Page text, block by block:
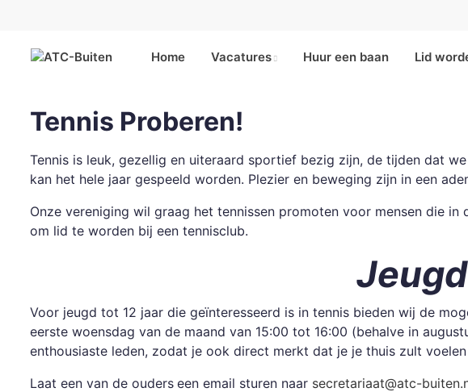
Home Vacatures Huur een baan Lid
Tennis Proberen!
Tennis is leuk, gezellig en uiteraard sportief bezig zijn, de tijden dat
kan het hele jaar gespeeld worden. Plezier en beweging zijn in een
Onze vereniging wil graag het tennissen promoten voor mensen die
om lid te worden bij een tennisclub.
Jeugd
Voor jeugd tot 12 jaar die geïnteresseerd is in tennis bieden wij de
eerste woensdag van de maand van 15:00 tot 16:00 (behalve in
enthousiaste leden, zodat je ook direct merkt dat je je thuis zult
Laat een van de ouders een email sturen naar secretariaat@atc-